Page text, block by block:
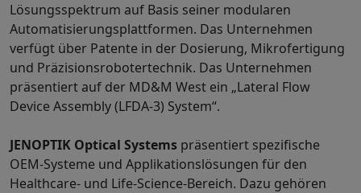
Lösungsspektrum auf Basis seiner modularen
Automatisierungsplattformen. Das Unternehmen
verfügt über Patente in der Dosierung, Mikrofertigung
und Präzisionsrobotertechnik. Das Unternehmen
präsentiert auf der MD&M West ein „Lateral Flow
Device Assembly (LFDA-3) System“.
JENOPTIK Optical Systems präsentiert spezifische
OEM-Systeme und Applikationslösungen für den
Healthcare- und Life-Science-Bereich. Dazu gehören